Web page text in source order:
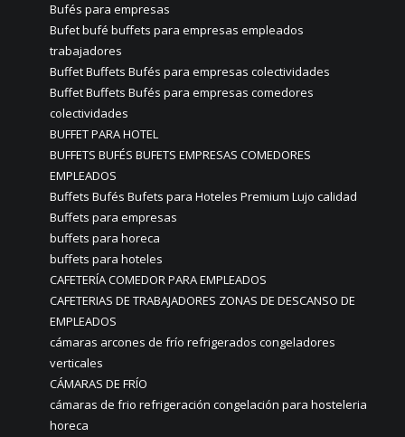
Bufés para empresas
Bufet bufé buffets para empresas empleados
trabajadores
Buffet Buffets Bufés para empresas colectividades
Buffet Buffets Bufés para empresas comedores
colectividades
BUFFET PARA HOTEL
BUFFETS BUFÉS BUFETS EMPRESAS COMEDORES
EMPLEADOS
Buffets Bufés Bufets para Hoteles Premium Lujo calidad
Buffets para empresas
buffets para horeca
buffets para hoteles
CAFETERÍA COMEDOR PARA EMPLEADOS
CAFETERIAS DE TRABAJADORES ZONAS DE DESCANSO DE
EMPLEADOS
cámaras arcones de frío refrigerados congeladores
verticales
CÁMARAS DE FRÍO
cámaras de frio refrigeración congelación para hosteleria
horeca